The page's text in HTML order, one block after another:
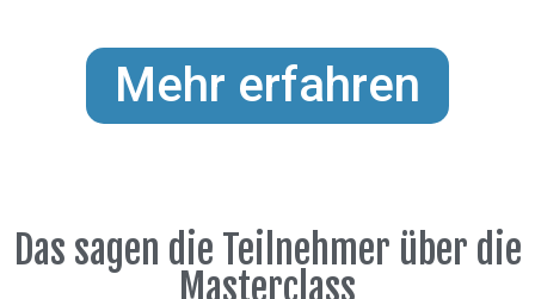
Mehr erfahren
Das sagen die Teilnehmer über die
Masterclass